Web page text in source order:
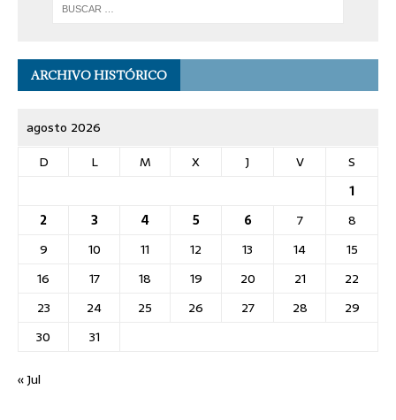
ARCHIVO HISTÓRICO
agosto 2026
D
L M X J V
S
1
2
3 4 5 6 7
8
9
10 11 12 13 14
15
16
17 18 19 20 21
22
23
24 25 26 27 28
29
30
31
« Jul